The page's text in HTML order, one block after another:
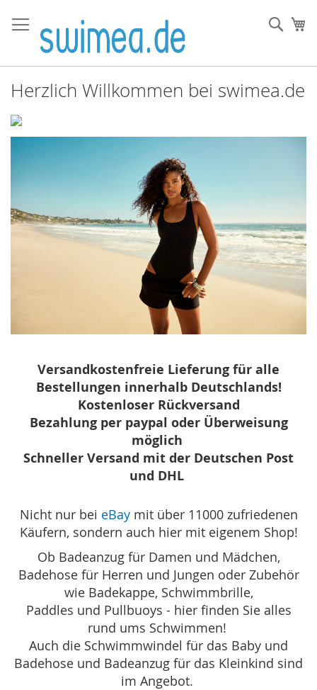
zum
Inhalt
Herzlich Willkommen bei swimea.de
Versandkostenfreie Lieferung für alle
Bestellungen innerhalb Deutschlands!
Kostenloser Rückversand
Bezahlung per paypal oder Überweisung
möglich
Schneller Versand mit der Deutschen Post
und DHL
Nicht nur bei eBaymit über 11000 zufriedenen
Käufern, sondern auch hier mit eigenem Shop!
Ob Badeanzug für Damen und Mädchen,
Badehose für Herren und Jungen oder Zubehör
wie Badekappe, Schwimmbrille,
Paddles und Pullbuoys - hier finden Sie alles
rund ums Schwimmen!
Auch die Schwimmwindel für das Baby und
Badehose und Badeanzug für das Kleinkind sind
im Angebot.